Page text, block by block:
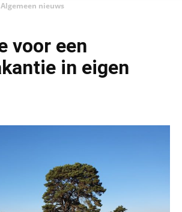
Algemeen nieuws
voor een
in eigen